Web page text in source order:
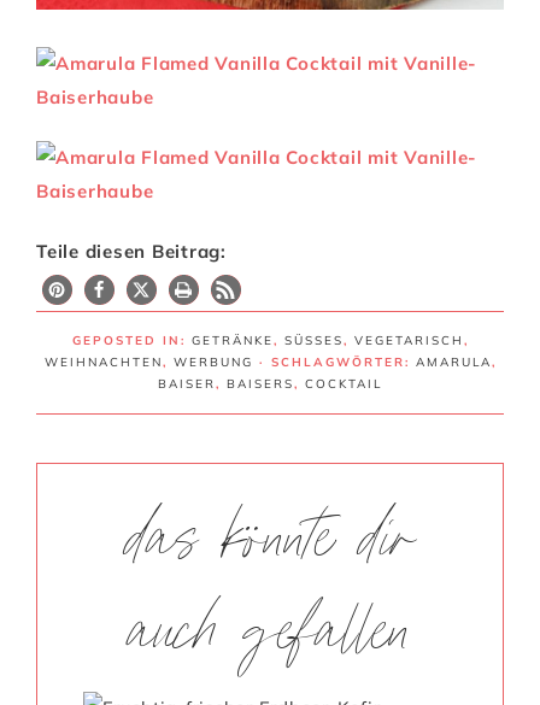
Teile diesen Beitrag:
228
GEPOSTED IN: GETRÄNKE, SÜSSES , VEGETARISCH ,
WEIHNACHTEN, WERBUNG · SCHLAGWÖRTER: AMARULA,
BAISER, BAISERS, COCKTAIL
das könnte dir
auch gefallen